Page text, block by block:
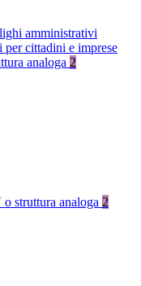
amministrativi
cittadini e imprese
analoga 2
struttura analoga 2